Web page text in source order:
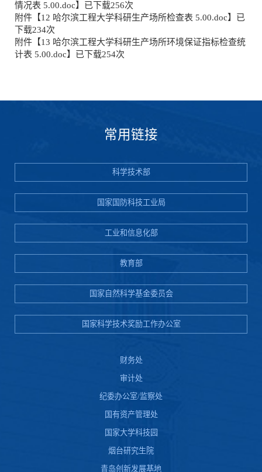
情况表 5.00.doc】已下载256次
附件【12 哈尔滨工程大学科研生产场所检查表 5.00.doc】已
下载234次
附件【13 哈尔滨工程大学科研生产场所环境保证指标检查统
计表 5.00.doc】已下载254次
常用链接
科学技术部
国家国防科技工业局
工业和信息化部
教育部
国家自然科学基金委员会
国家科学技术奖励工作办公室
财务处
审计处
纪委办公室/监察处
国有资产管理处
国家大学科技园
烟台研究生院
青岛创新发展基地